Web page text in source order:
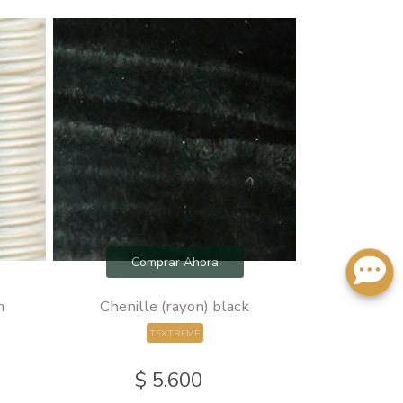
Comprar Ahora
Chenille (rayon) black
TEXTREME
$ 5.600